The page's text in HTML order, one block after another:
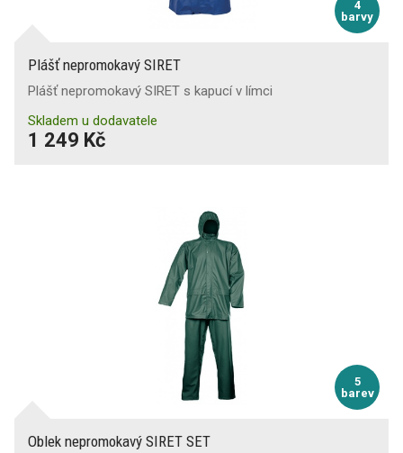
4
barvy
Plášť nepromokavý SIRET
Plášť nepromokavý SIRET s kapucí v límci
Skladem u dodavatele
1 249 Kč
5
barev
Oblek nepromokavý SIRET SET